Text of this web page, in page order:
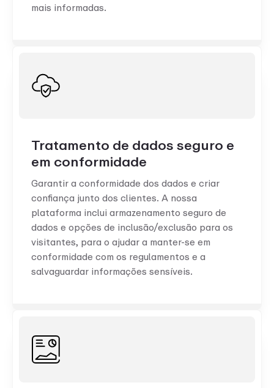
mais informadas.
Tratamento de dados seguro e
em conformidade
Garantir a conformidade dos dados e criar
confiança junto dos clientes. A nossa
plataforma inclui armazenamento seguro de
dados e opções de inclusão/exclusão para os
visitantes, para o ajudar a manter-se em
conformidade com os regulamentos e a
salvaguardar informações sensíveis.